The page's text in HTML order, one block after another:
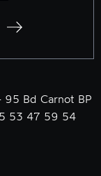
95 Bd Carnot BP
53 47 59 54